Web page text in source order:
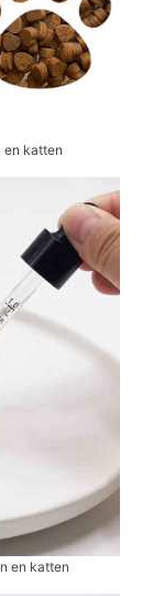
en katten
en katten